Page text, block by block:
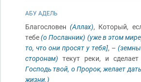
АБУ АДЕЛЬ
Благословен(Аллах), Который,
тебе(о Посланник) (уже в этом
то, что они просят у тебя], –
сторонам) текут реки, и
Господь твой, о Пророк, желает
жизни.)